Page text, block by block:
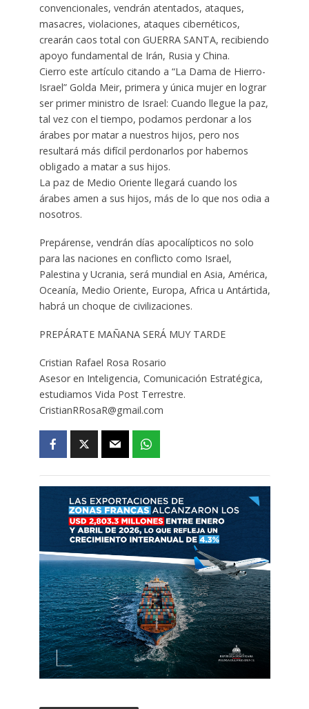
convencionales, vendrán atentados, ataques,
masacres, violaciones, ataques cibernéticos,
crearán caos total con GUERRA SANTA, recibiendo
apoyo fundamental de Irán, Rusia y China.
Cierro este artículo citando a “La Dama de Hierro-
Israel” Golda Meir, primera y única mujer en lograr
ser primer ministro de Israel: Cuando llegue la paz,
tal vez con el tiempo, podamos perdonar a los
árabes por matar a nuestros hijos, pero nos
resultará más difícil perdonarlos por habernos
obligado a matar a sus hijos.
La paz de Medio Oriente llegará cuando los
árabes amen a sus hijos, más de lo que nos odia a
nosotros.
Prepárense, vendrán días apocalípticos no solo
para las naciones en conflicto como Israel,
Palestina y Ucrania, será mundial en Asia, América,
Oceanía, Medio Oriente, Europa, Africa u Antártida,
habrá un choque de civilizaciones.
PREPÁRATE MAÑANA SERÁ MUY TARDE
Cristian Rafael Rosa Rosario
Asesor en Inteligencia, Comunicación Estratégica,
estudiamos Vida Post Terrestre.
CristianRRosaR@gmail.com